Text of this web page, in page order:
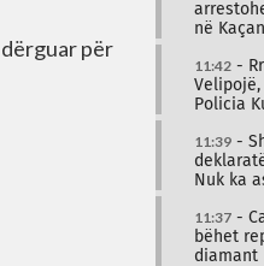
për
në
11:42 -
Velipojë,
Policia
11:39 -
Nuk ka
11:37 -
bëhet
diamant